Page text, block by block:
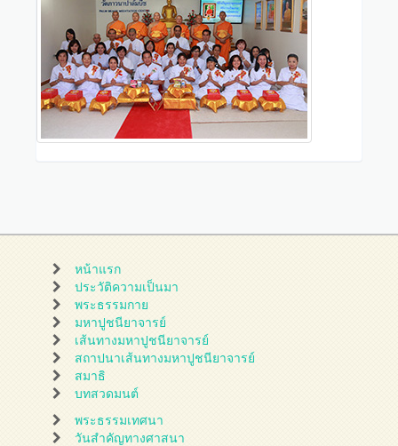
หน้าแรก
ประวัติความเป็นมา
พระธรรมกาย
มหาปูชนียาจารย์
เส้นทางมหาปูชนียาจารย์
สถาปนาเส้นทางมหาปูชนียาจารย์
สมาธิ
บทสวดมนต์
พระธรรมเทศนา
วันสำคัญทางศาสนา